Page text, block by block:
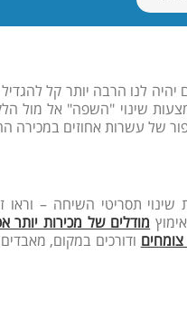
לנו הרבה יותר קל
שינוי "השפה" אל מול
של עשרות אחוזים במכירה
שינוי תסריטי השיחה –
מודלים של מכירות יותר
ודורכים במקום,